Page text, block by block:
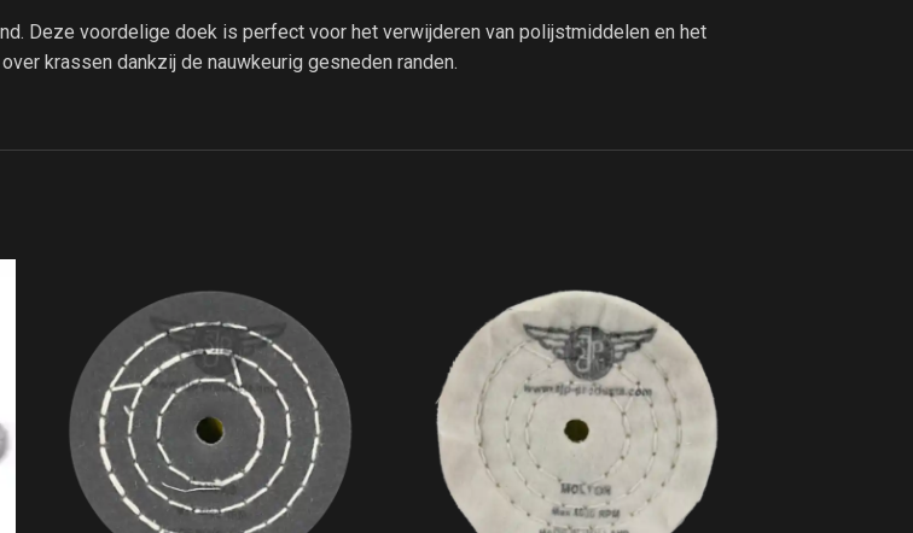
Deze voordelige doek is perfect voor het verwijderen van polijstmiddelen en het
krassen dankzij de nauwkeurig gesneden randen.